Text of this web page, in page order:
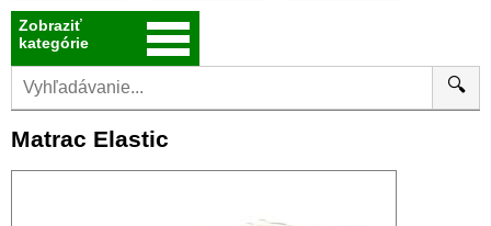
Zobraziť
kategórie
🔍
Matrac Elastic